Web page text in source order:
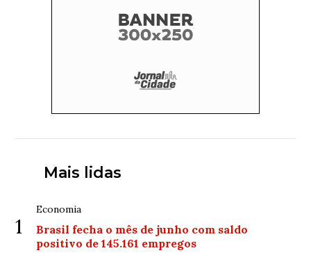
Mais lidas
1
Economia
Brasil fecha o mês de junho com saldo
positivo de 145.161 empregos